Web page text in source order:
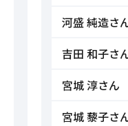
河盛 純造さ
吉田 和子さ
宮城 淳さん
宮城 藜子さ